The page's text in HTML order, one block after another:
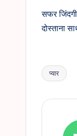
सफर
दोस्ताना
Tags:
प्यार